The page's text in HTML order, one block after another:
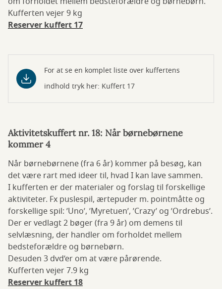
Kufferten vejer 9 kg
Reserver kuffert 17
For at se en komplet liste over kuffertens
indhold tryk her: Kuffert 17
Aktivitetskuffert nr. 18: Når børnebørnene
kommer 4
Når børnebørnene (fra 6 år) kommer på besøg, kan
det være rart med ideer til, hvad I kan lave sammen.
I kufferten er der materialer og forslag til forskellige
aktiviteter. Fx puslespil, ærtepuder m. pointmåtte og
forskellige spil: ’Uno’, ’Myretuen’, ’Crazy’ og ’Ordrebus’.
Der er vedlagt 2 bøger (fra 9 år) om demens til
selvlæsning, der handler om forholdet mellem
bedsteforældre og børnebørn.
Desuden 3 dvd’er om at være pårørende.
Kufferten vejer 7.9 kg
Reserver kuffert 18